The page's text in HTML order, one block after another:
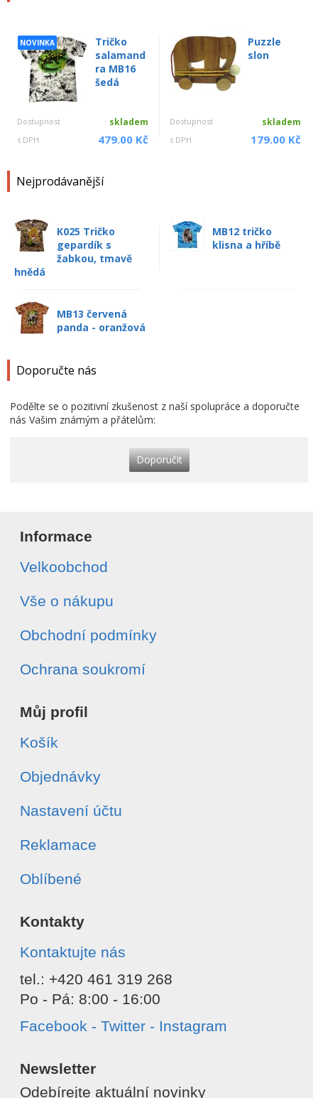
NOVINKA
Tričko
salamand
ra MB16
šedá
Dostupnost skladem
s DPH 479.00 Kč
Puzzle
slon
Dostupnost skladem
s DPH 179.00 Kč
Nejprodávanější
K025 Tričko
gepardík s
žabkou, tmavě
hnědá
MB12 tričko
klisna a hříbě
MB13 červená
panda - oranžová
Doporučte nás
Podělte se o pozitivní zkušenost z naší spolupráce a doporučte
nás Vašim známým a přátelům:
Doporučit
Informace
Velkoobchod
Vše o nákupu
Obchodní podmínky
Ochrana soukromí
Můj profil
Košík
Objednávky
Nastavení účtu
Reklamace
Oblíbené
Kontakty
Kontaktujte nás
tel.: +420 461 319 268
Po - Pá: 8:00 - 16:00
Facebook - Twitter - Instagram
Newsletter
Odebírejte aktuální novinky